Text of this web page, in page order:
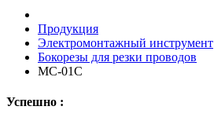
Продукция
Электромонтажный инструмент
Бокорезы для резки проводов
МС-01C
Успешно :